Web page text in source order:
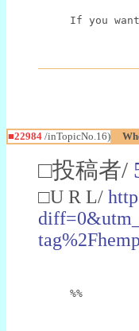
If you
■22984 /inTopicNo.16)
□投稿者/
□U R L/
%%